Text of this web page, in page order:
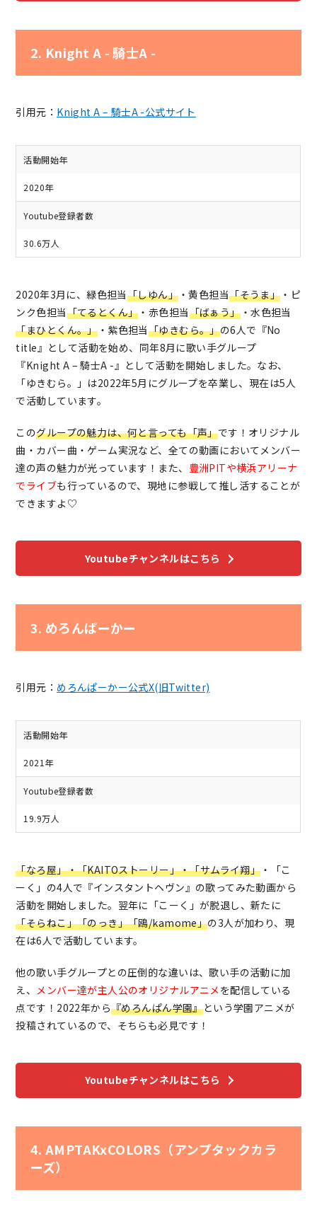
2. Knight A - 騎士A -
引用元： Knight A – 騎士A -公式サイト
活動開始年
2020年
Youtube登録者数
30.6万人
2020年3月に、緑色担当「しゆん」・黄色担当「そうま」 ・ピ
ンク色​​​​​​​担当「てるとくん」 ・赤色​​​​​​​担当「ばぁう」・水色​​​​​​​担当
「まひとくん。」・紫色担当「ゆきむら。」の6人で『No
title』として活動を始め、同年8月に歌い手グループ
『Knight A – 騎士A -』として活動を開始しました。なお、
「ゆきむら。」は2022年5月にグループを卒業し、現在は5人
で活動しています。
このグループの魅力は、何と言っても「声」です！オリジナル
曲・カバー曲・ゲーム実況など、全ての動画においてメンバー
達の声の魅力が光っています！また、 豊洲PITや横浜アリーナ
でライブも行っている ので、現地に参戦して推し活することが
できますよ♡
Youtubeチャンネルはこちら
3. めろんぱーかー
引用元： めろんぱーかー公式X(旧Twitter)
活動開始年
2021年
Youtube登録者数
19.9万人
「なろ屋」・「KAITOストーリー」・「サムライ翔」 ・「こ
ーく」の4人で『インスタントヘヴン』の歌ってみた動画から
活動を開始しました。翌年に「こーく」が脱退し、新たに
「そらねこ」「のっき」「鴎/kamome」の3人が加わり、現
在は6人で活動しています。
他の歌い手グループとの圧倒的な違いは、歌い手の活動に加
え、
メンバー達が主人公のオリジナルアニメ を配信している
点です！2022年から『めろんぱん学園』という学園アニメが
投稿されているので、そちらも必見です！
Youtubeチャンネルはこちら
4. AMPTAKxCOLORS（アンプタックカラ
ーズ）